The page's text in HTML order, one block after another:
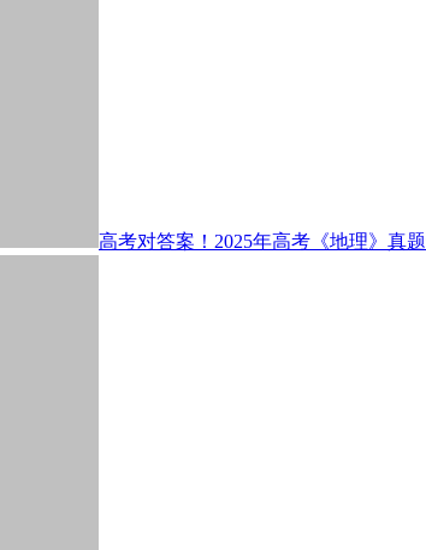
高考对答案！2025年高考《地理》真